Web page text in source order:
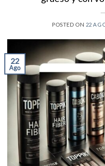
POSTED ON 22
22
Ago